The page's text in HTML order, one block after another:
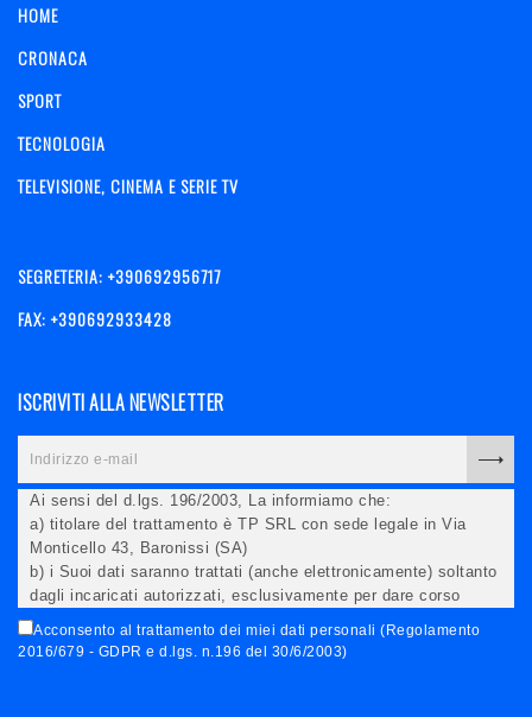
HOME
CRONACA
SPORT
TECNOLOGIA
TELEVISIONE, CINEMA E SERIE TV
SEGRETERIA: +390692956717
FAX: +390692933428
ISCRIVITI ALLA NEWSLETTER
Ai sensi del d.lgs. 196/2003, La informiamo che:
a) titolare del trattamento è TP SRL con sede legale in Via
Monticello 43, Baronissi (SA)
b) i Suoi dati saranno trattati (anche elettronicamente) soltanto
dagli incaricati autorizzati, esclusivamente per dare corso
all'invio della newsletter e per l'invio (anche via email) di
informazioni relative alle iniziative del Titolare;
Acconsento al trattamento dei miei dati personali (Regolamento
2016/679 - GDPR e d.lgs. n.196 del 30/6/2003)